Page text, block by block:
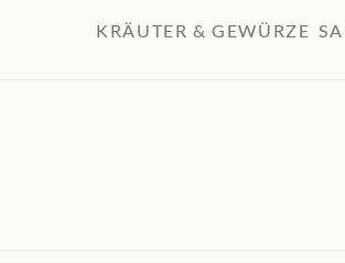
KRÄUTER & GEWÜRZE